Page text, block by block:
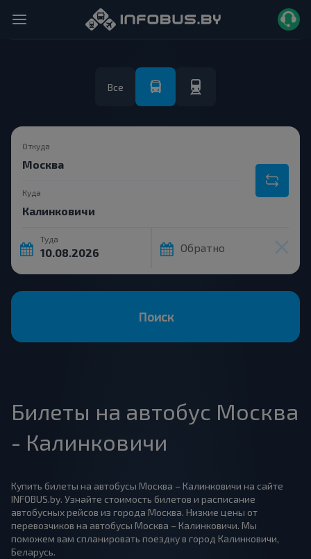
Все
Откуда
Куда
Туда
Обратно
Поиск
Билеты на автобус Москва
- Калинковичи
Купить билеты на автобусы Москва – Калинковичи на сайте
INFOBUS.by. Узнайте стоимость билетов и расписание
автобусных рейсов из города Москва. Низкие цены от
перевозчиков на автобусы Москва – Калинковичи. Мы
поможем вам спланировать поездку в город Калинковичи,
Беларусь.